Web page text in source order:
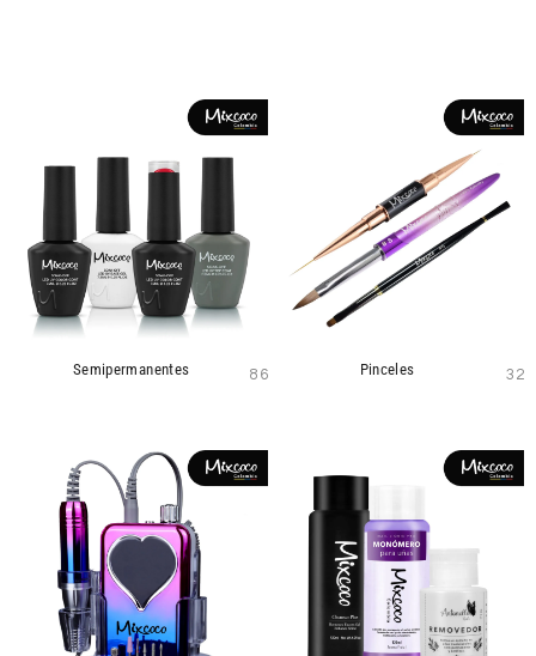
Semipermanentes 86 Pinceles 32